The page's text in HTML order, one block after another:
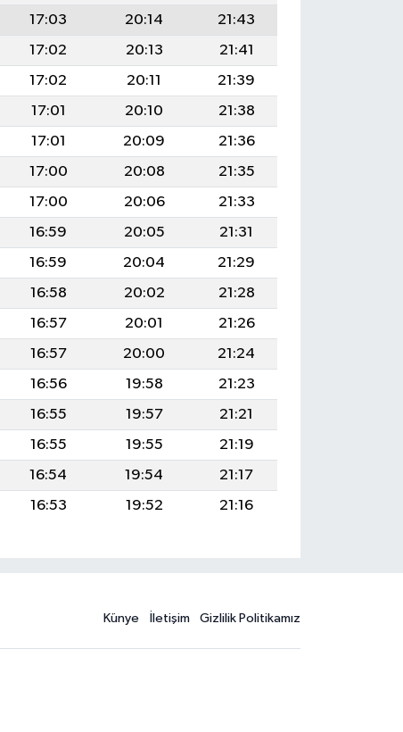
17:03 20:14
21:43
17:02 20:13
21:41
17:02 20:11
21:39
17:01 20:10
21:38
17:01 20:09
21:36
17:00 20:08
21:35
17:00 20:06
21:33
16:59 20:05
21:31
16:59 20:04
21:29
16:58 20:02
21:28
16:57 20:01
21:26
16:57 20:00
21:24
16:56 19:58
21:23
16:55 19:57
21:21
16:55 19:55
21:19
16:54 19:54
21:17
16:53 19:52 21:16
Künye İletişim Gizlilik Politikamız